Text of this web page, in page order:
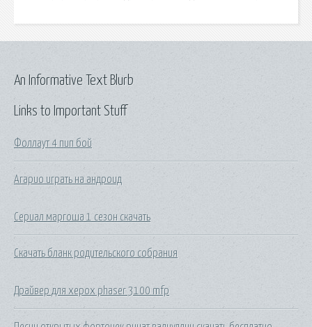
Links to Important Stuff
Фоллаут 4 пип бой
Агарио играть на андроид
Сериал маргоша 1 сезон скачать
Скачать бланк родительского собрания
Драйвер для херох phaser 3100 mfp
An Informative Text Blurb